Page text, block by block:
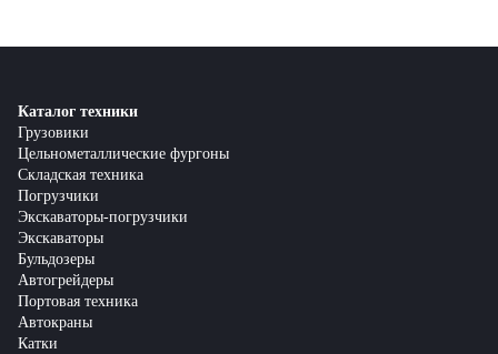
Каталог техники
Грузовики
Цельнометаллические фургоны
Складская техника
Погрузчики
Экскаваторы-погрузчики
Экскаваторы
Бульдозеры
Автогрейдеры
Портовая техника
Автокраны
Катки